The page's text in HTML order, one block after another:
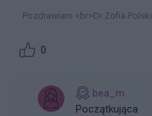
Pozdrawiam <br>Dr Zofia
0
bea_m
Początkująca